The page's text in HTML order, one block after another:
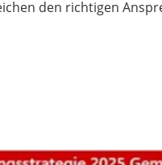
den richtigen